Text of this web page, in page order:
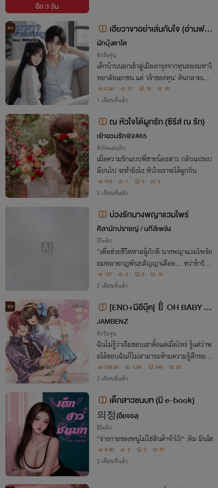
อีก3 วัน
จบ
เฮียวาขาอย่าเล่นกับใจ (อ่านฟรี
จนจบ)
ผักบุ้งตาโต
รักวัยรุ่น
เด็กบ้านนอกเข้าสู่เมืองกรุงจากทุนของมหาวิ
ทยาลัยเอกชน แต่ ‘เจ้าของทุน’ ดันกลายเป็น
ตี๋ตาขีดหุ่นแซ่บที่เธอไปวันไนท์มาด้วยซะอย่า
งนั้น ! “อยากได้อะไรให้มาเอากับเฮีย :)”
6.0K 27 18 35
1 เดือนที่แล้ว
ณ หัวใจได้ผูกรัก (ซีรีส์ ณ รัก)
เย้ายวนรัก@2465
รักโรแมนติก
เมื่อความรักแบบพี่ชายน้องสาว กลับแปรเป
ลี่ยนไป จะทำยังไง หัวใจเราจะได้ผูกกัน
518 1 0 9
2 เดือนที่แล้ว
บ่วงรักนางพญาแวมไพร์
ศิลานักปราชญ์ / นทีสีเพลิง
อีโรติก
“เพื่อช่วยชีวิตทาสผู้ภักดี นางพญาแวมไพร์ย
อมทลายกฎพันธสัญญาเลือด... ทว่าข้ารับใ
ช้สายเลือดใหม่ และอดีตสามีผู้ทรงอำนาจ ก
ลับร่วมมือกันลากเธอลงสู่บ่วงราคะที่ยากจะ
107 0 0 16
2 เดือนที่แล้ว
จบ
[END+มีอีบุ๊ค]🍼OH BABY เธ
อเรียกผมว่าแด๊ดดี้🍼
JAMBENZ
รักวัยรุ่น
ฉันไม่รู้ว่าเริ่มชอบเขาตั้งแต่เมื่อไหร่ รู้แต่ว่าพ
อได้ชอบฉันก็ไม่สามารถห้ามความรู้สึกของตั
วเองได้อีกเลย... #น้องเรย์ของแด๊ดเจย์
248.0K 1.0K 549 35
2 เดือนที่แล้ว
เด็กสาวชนบท (มี e-book)
의정(อึยจอง)
อีโรติก
"ร่างกายของหนูไม่ใช่สินค้าจำไว้!" :คิม มินโฮ
8.9K 2 0 37
2 เดือนที่แล้ว